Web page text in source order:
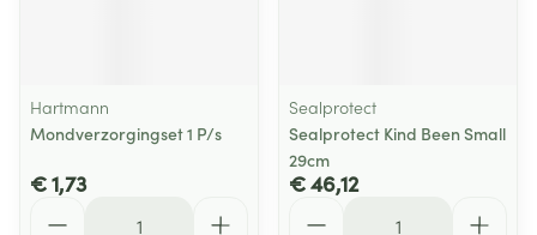
Hartmann
Mondverzorgingset 1 P/s
€ 1,73
Sealprotect
Sealprotect Kind Been Small
29cm
€ 46,12